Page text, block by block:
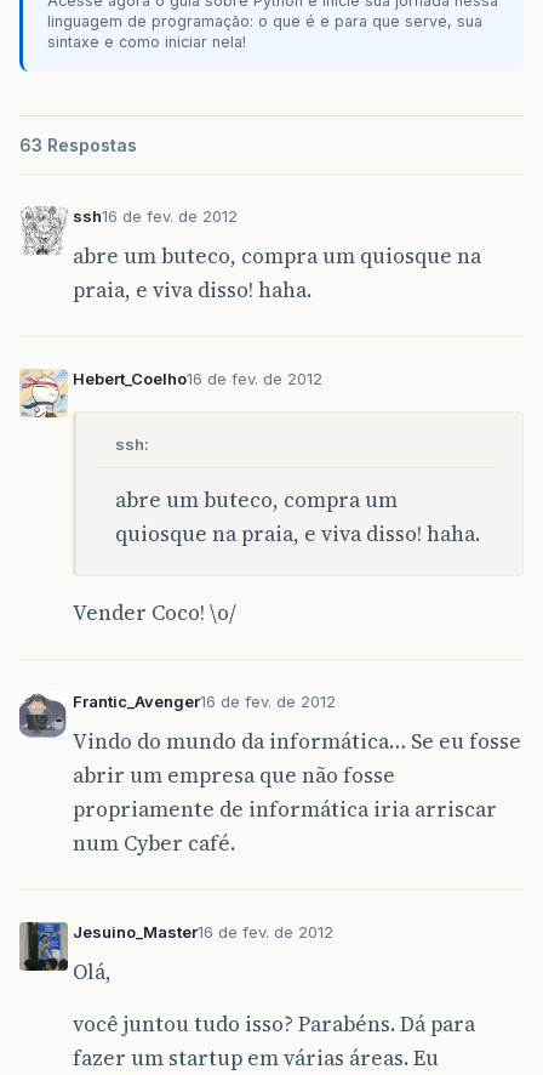
linguagem de programação: o que é e para que serve, sua
sintaxe e como iniciar nela!
63 Respostas
ssh16 de fev. de 2012
abre um buteco, compra um quiosque na
praia, e viva disso! haha.
Hebert_Coelho16 de fev. de 2012
ssh:
abre um buteco, compra um
quiosque na praia, e viva disso! haha.
Vender Coco! \o/
Frantic_Avenger16 de fev. de 2012
Vindo do mundo da informática… Se eu fosse
abrir um empresa que não fosse
propriamente de informática iria arriscar
num Cyber café.
Jesuino_Master16 de fev. de 2012
Olá,
você juntou tudo isso? Parabéns. Dá para
fazer um startup em várias áreas. Eu